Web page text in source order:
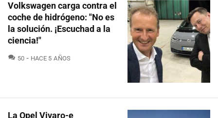
Volkswagen carga contra el
coche de hidrógeno: "No es
la solución. ¡Escuchad a la
ciencia!"
50 COMENTARIOS
HACE 5 AÑOS
La Opel Vivaro-e